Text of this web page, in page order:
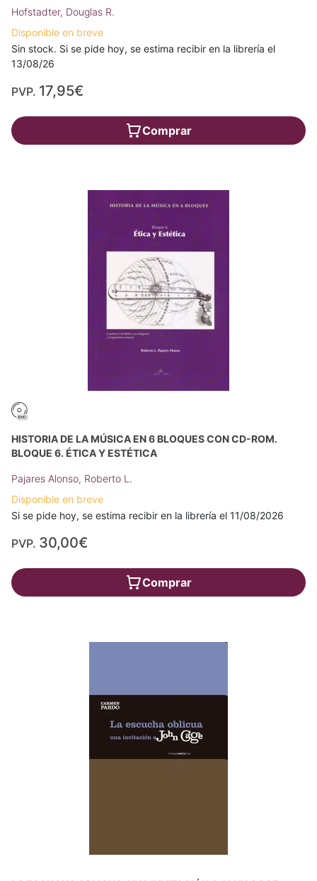
Hofstadter, Douglas R.
Disponible en breve
Sin stock. Si se pide hoy, se estima recibir en la librería el
13/08/26
PVP. 17,95€
Comprar
HISTORIA DE LA MÚSICA EN 6 BLOQUES CON CD-ROM.
BLOQUE 6. ÉTICA Y ESTÉTICA
Pajares Alonso, Roberto L.
Disponible en breve
Si se pide hoy, se estima recibir en la librería el 11/08/2026
PVP. 30,00€
Comprar